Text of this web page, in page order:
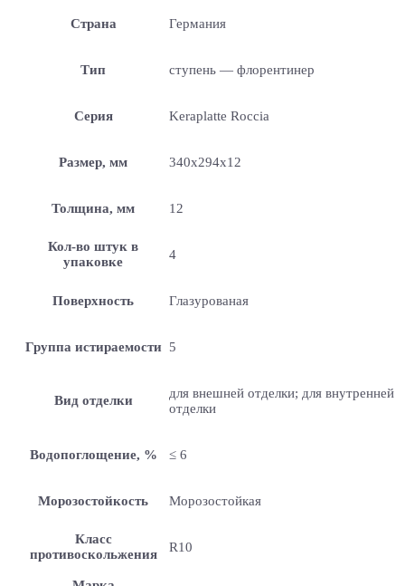
Страна Германия
Тип ступень — флорентинер
Серия Keraplatte Roccia
Размер, мм 340x294x12
Толщина, мм 12
Кол-во штук в
упаковке
4
Поверхность Глазурованая
Группа истираемости 5
Вид отделки
для внешней отделки; для внутренней
отделки
Водопоглощение, % ≤ 6
Морозостойкость Морозостойкая
Класс
противоскольжения
R10